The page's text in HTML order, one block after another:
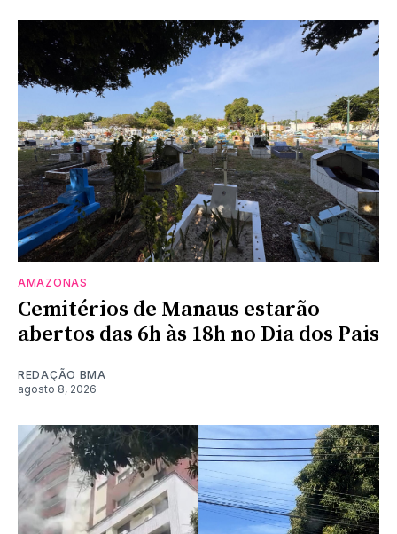
AMAZONAS
Cemitérios de Manaus estarão
abertos das 6h às 18h no Dia dos Pais
REDAÇÃO BMA
agosto 8, 2026